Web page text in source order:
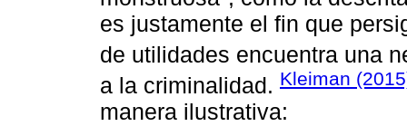
es justamente el fin que
de utilidades encuentra una
a la criminalidad. Kleiman
manera ilustrativa: